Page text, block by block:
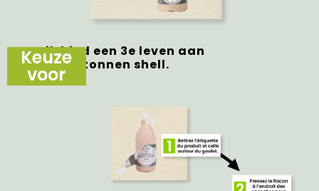
Laat, ik bied een 3e leven aan
bij mijn kartonnen shell.
Keuze
voor